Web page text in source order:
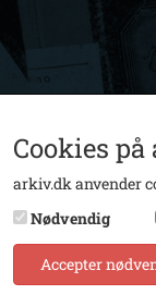
Cookies
arkiv.dk anvender
Nødvendig
Accepter